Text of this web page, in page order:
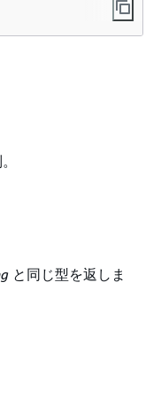
と同じ型を返しま